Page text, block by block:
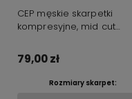
CEP męskie skarpetki
kompresyjne, mid cut
79,00 zł
Rozmiary skarpet: